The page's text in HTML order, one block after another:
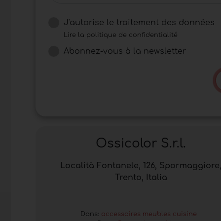
J'autorise le traitement des données
Lire la politique de confidentialité
Abonnez-vous à la newsletter
Ossicolor S.r.l.
Località Fontanele, 126,
Trento, Italia
Dans: accessoires meubles cuisine